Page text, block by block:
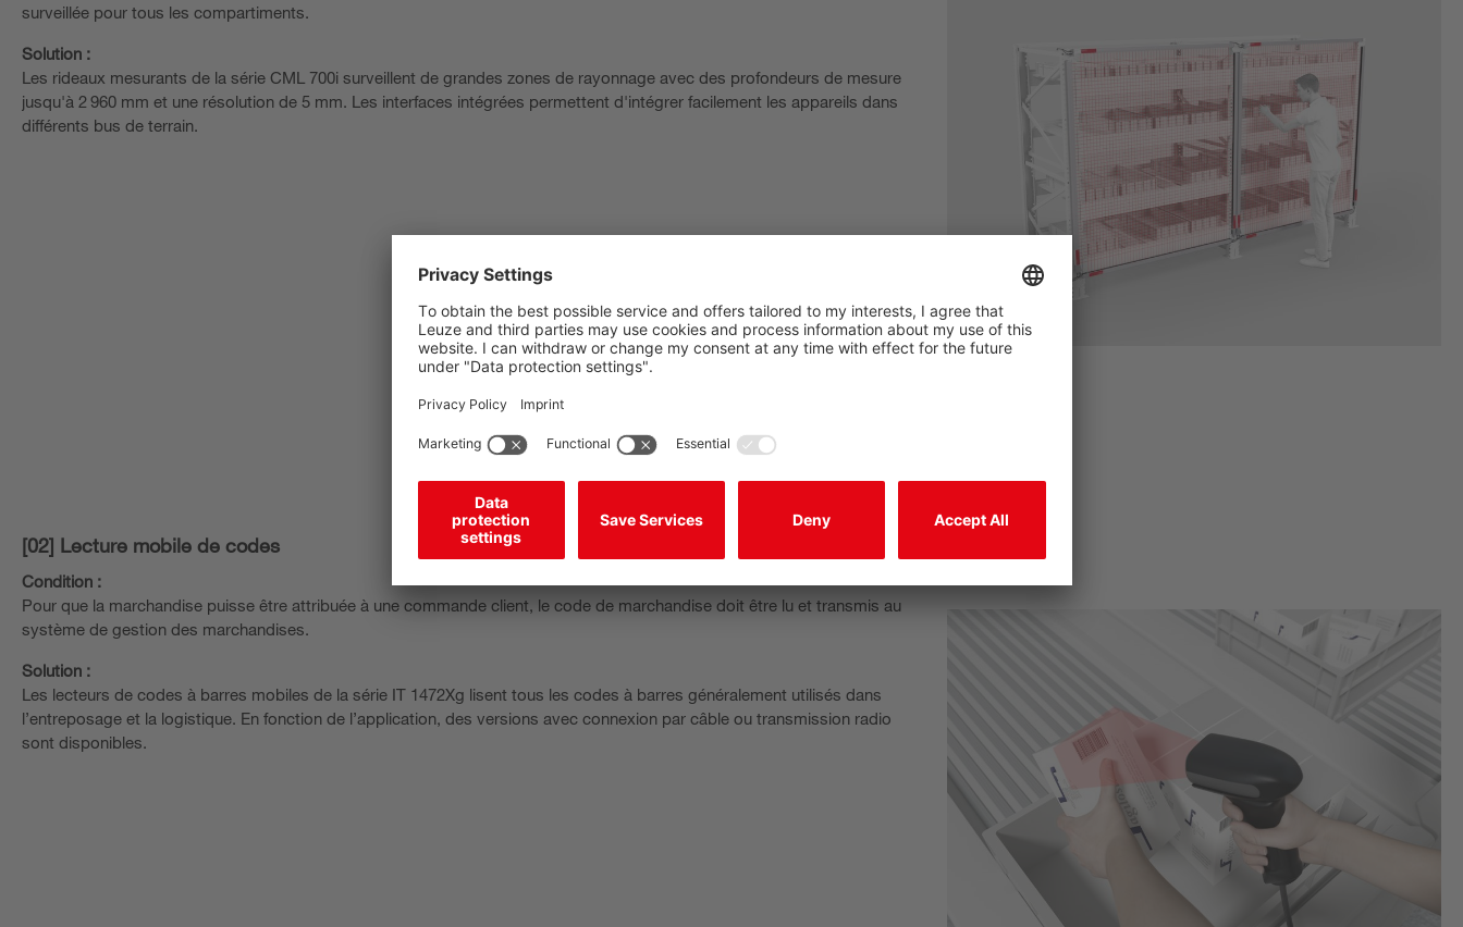
surveillée pour tous les compartiments.
Solution :
Les rideaux mesurants de la série CML 700i surveillent de grandes zones de rayonnage avec des profondeurs de mesure
jusqu'à 2 960 mm et une résolution de 5 mm. Les interfaces intégrées permettent d'intégrer facilement les appareils dans
différents bus de terrain.
[02] Lecture mobile de codes
Condition :
Pour que la marchandise puisse être attribuée à une commande client, le code de marchandise doit être lu et transmis au
système de gestion des marchandises.
Solution :
Les lecteurs de codes à barres mobiles de la série IT 1472Xg lisent tous les codes à barres généralement utilisés dans
l’entreposage et la logistique. En fonction de l’application, des versions avec connexion par câble ou transmission radio
sont disponibles.